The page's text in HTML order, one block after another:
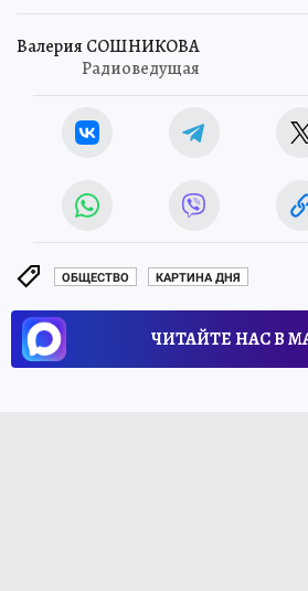
Валерия СОШНИКОВА
Радиоведущая
ОБЩЕСТВО КАРТИНА ДНЯ
ЧИТАЙТЕ НАС В